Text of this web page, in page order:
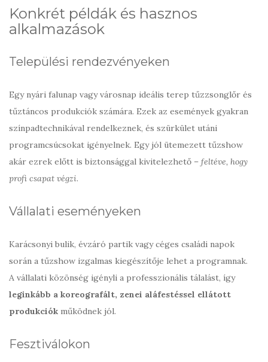
Konkrét példák és hasznos
alkalmazások
Települési rendezvényeken
Egy nyári falunap vagy városnap ideális terep tűzzsonglőr és
tűztáncos produkciók számára. Ezek az események gyakran
színpadtechnikával rendelkeznek, és szürkület utáni
programcsúcsokat igényelnek. Egy jól ütemezett tűzshow
akár ezrek előtt is biztonsággal kivitelezhető – feltéve, hogy
profi csapat végzi.
Vállalati eseményeken
Karácsonyi bulik, évzáró partik vagy céges családi napok
során a tűzshow izgalmas kiegészítője lehet a programnak.
A vállalati közönség igényli a professzionális tálalást, így
leginkább a koreografált, zenei aláfestéssel ellátott
produkciók működnek jól.
Fesztiválokon